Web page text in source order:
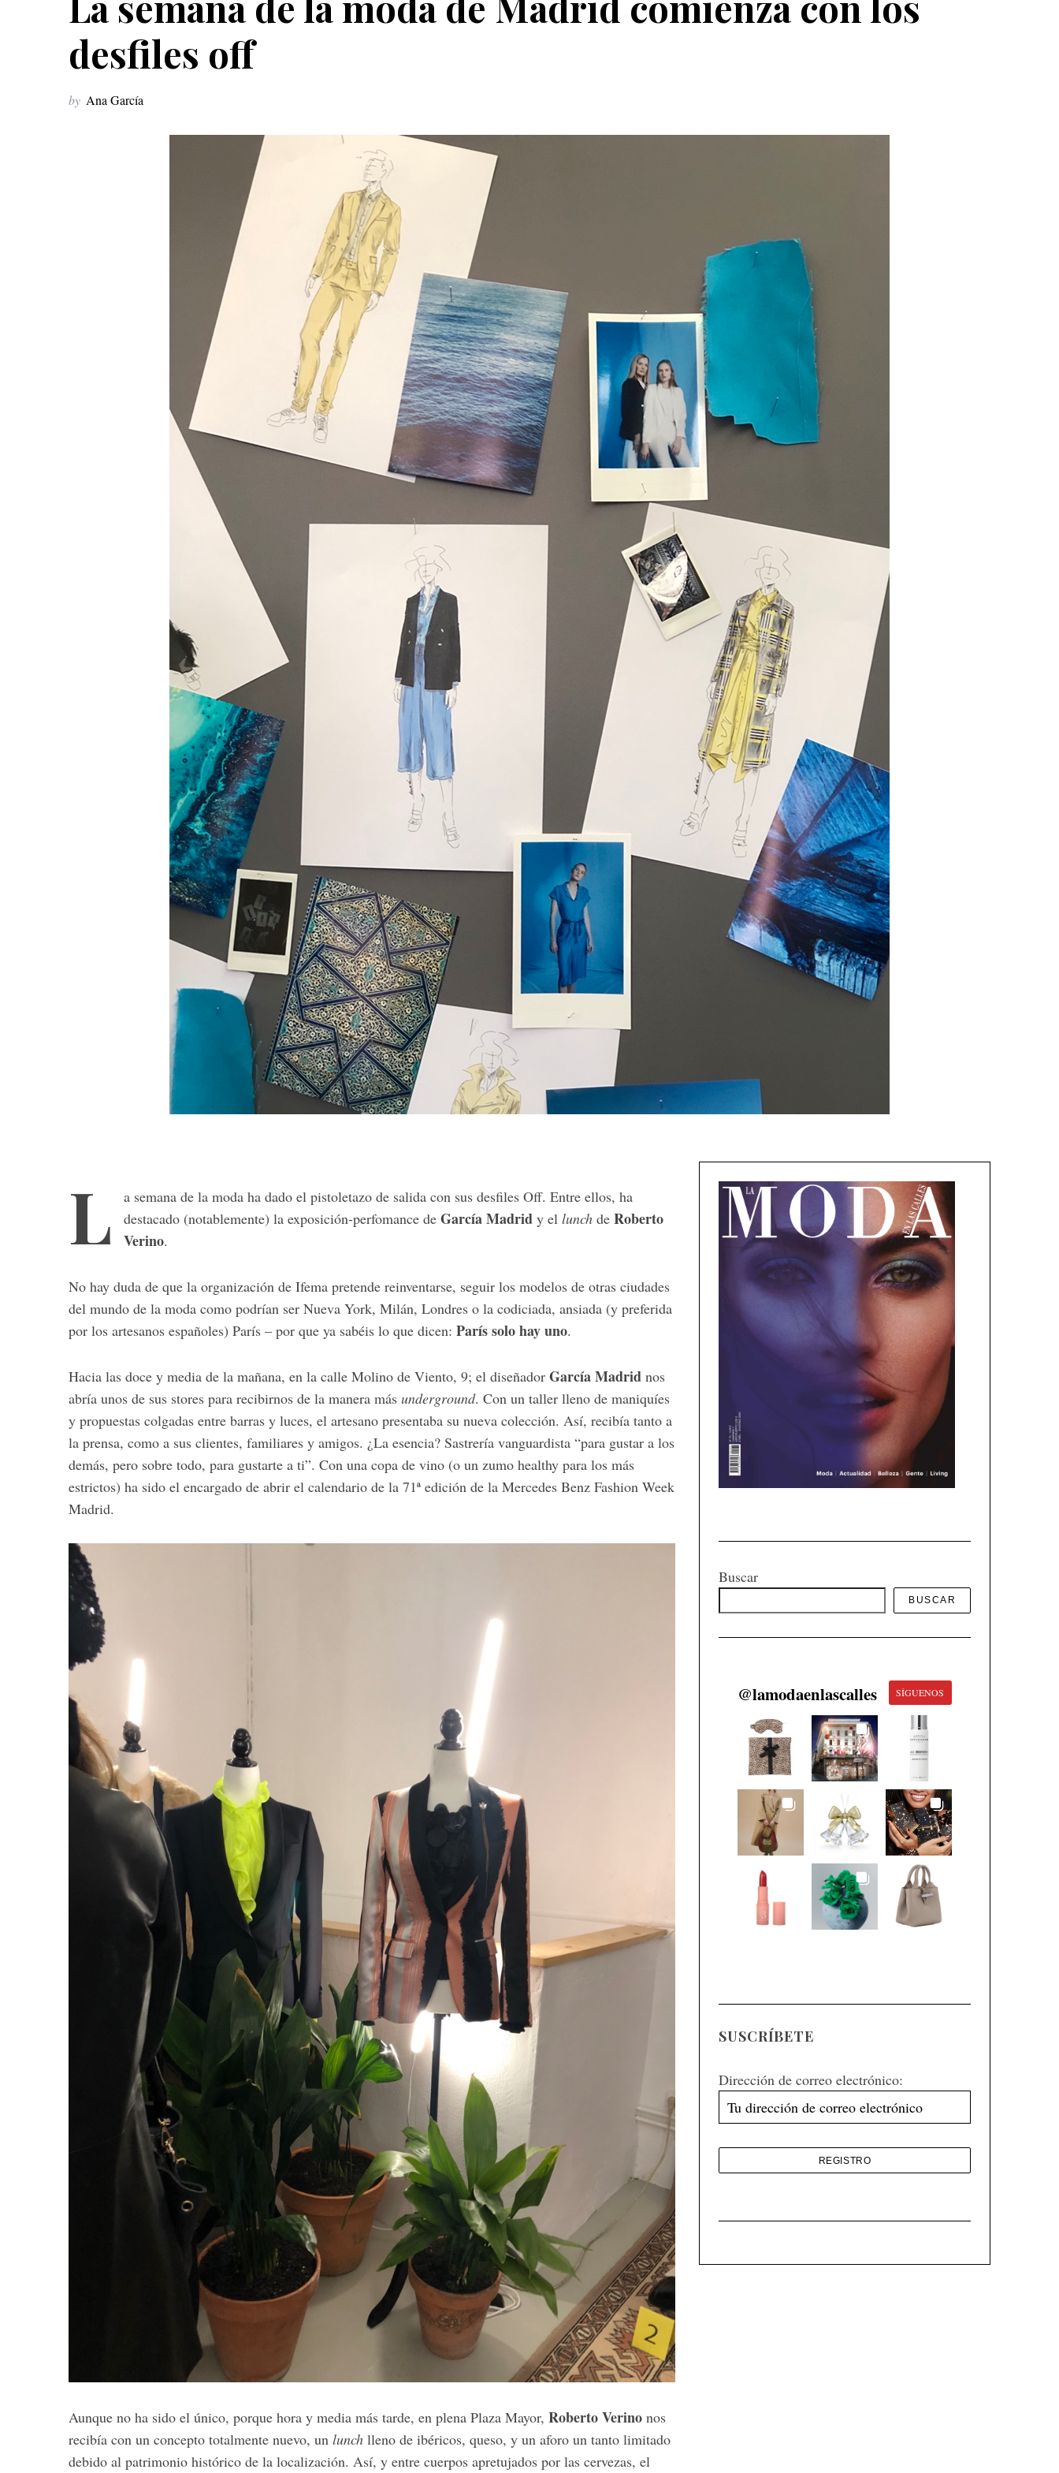
desfiles off
by Ana García
L
a semana de la moda ha dado el pistoletazo de salida con sus desfiles Off. Entre ellos, ha
destacado (notablemente) la exposición-perfomance de García Madrid y el lunch de Roberto
Verino.
No hay duda de que la organización de Ifema pretende reinventarse, seguir los modelos de otras ciudades
del mundo de la moda como podrían ser Nueva York, Milán, Londres o la codiciada, ansiada (y preferida
por los artesanos españoles) París – por que ya sabéis lo que dicen: París solo hay uno.
Hacia las doce y media de la mañana, en la calle Molino de Viento, 9; el diseñador García Madrid nos
abría unos de sus stores para recibirnos de la manera más underground. Con un taller lleno de maniquíes
y propuestas colgadas entre barras y luces, el artesano presentaba su nueva colección. Así, recibía tanto a
la prensa, como a sus clientes, familiares y amigos. ¿La esencia? Sastrería vanguardista “para gustar a los
demás, pero sobre todo, para gustarte a ti”. Con una copa de vino (o un zumo healthy para los más
estrictos) ha sido el encargado de abrir el calendario de la 71ª edición de la Mercedes Benz Fashion Week
Madrid.
Aunque no ha sido el único, porque hora y media más tarde, en plena Plaza Mayor, Roberto Verino nos
recibía con un concepto totalmente nuevo, un lunch lleno de ibéricos, queso, y un aforo un tanto limitado
debido al patrimonio histórico de la localización. Así, y entre cuerpos apretujados por las cervezas, el
Buscar
BUSCAR
@lamodaenlascalles SÍGUENOS
SUSCRÍBETE
Dirección de correo electrónico:
h
f